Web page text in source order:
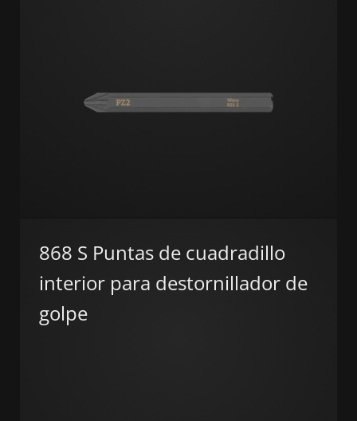
868 S Puntas de cuadradillo
interior para destornillador de
golpe